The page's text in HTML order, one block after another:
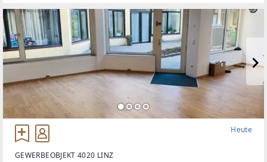
Heute
GEWERBEOBJEKT 4020 LINZ